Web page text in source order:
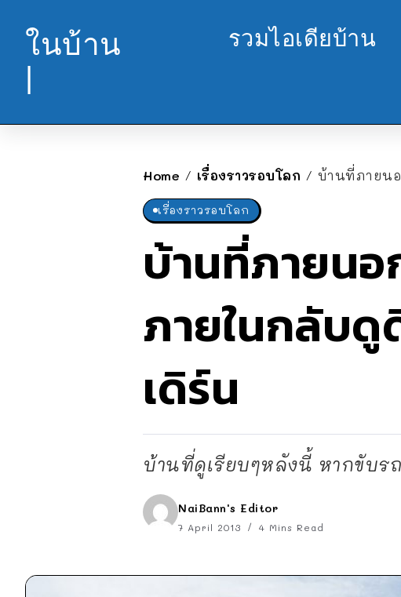
ในบ้าน
|
รวมไอเดียบ้าน
Home / เรื่องราวรอบโลก / บ้านที่ภายน
เรื่องราวรอบโลก
บ้านที่ภายนอ
ภายในกลับดู
เดิร์น
บ้านที่ดูเรียบๆหลังนี้ หากขับร
NaiBann's Editor
7 April 2013 4 Mins Read